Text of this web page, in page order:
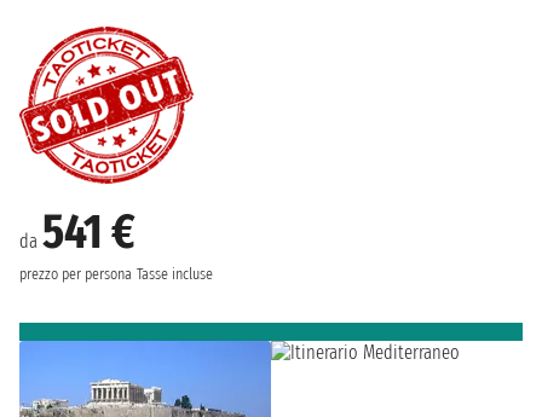
da 541 €
prezzo per persona Tasse incluse